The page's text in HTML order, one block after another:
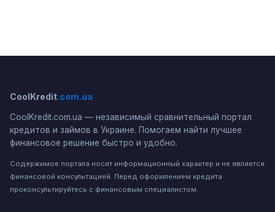
CoolKredit.com.ua
CoolKredit.com.ua — независимый сравнительный портал
кредитов и займов в Украине. Помогаем найти лучшее
финансовое решение быстро и удобно.
Содержимое портала носит информационный характер и не является
финансовой консультацией. Перед оформлением кредита
проконсультируйтесь с финансовым специалистом.